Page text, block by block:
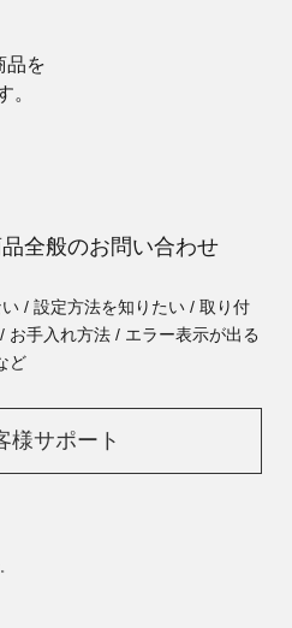
品を
。
全般のお問い合わせ
/ 設定方法を知りたい / 取り付
お手入れ方法 / エラー表示が出る
ど
様サポート